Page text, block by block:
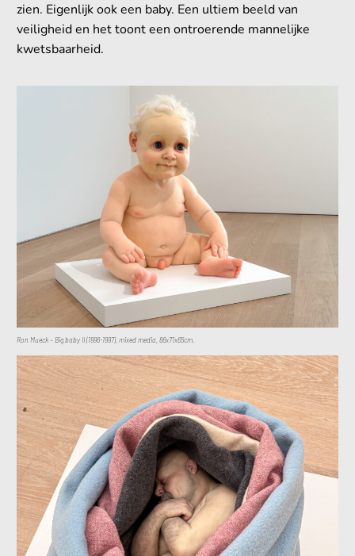
zien. Eigenlijk ook een baby. Een ultiem beeld van
veiligheid en het toont een ontroerende mannelijke
kwetsbaarheid.
Ron Mueck – Big baby II (1996-1997), mixed media, 66x71x65cm.